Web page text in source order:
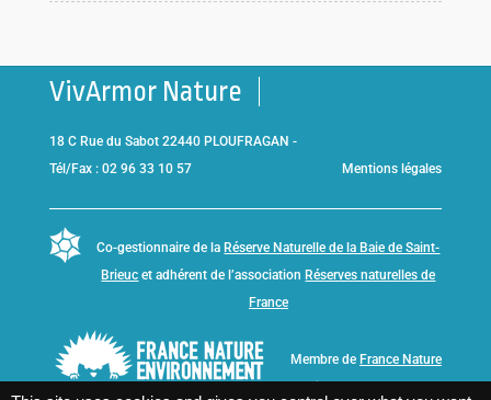
VivArmor Nature
18 C Rue du Sabot 22440 PLOUFRAGAN -
Tél/Fax : 02 96 33 10 57
Mentions légales
Co-gestionnaire de la Réserve Naturelle de la Baie de Saint-
Brieuc et adhérent de l’association Réserves naturelles de
France
Membre de France Nature